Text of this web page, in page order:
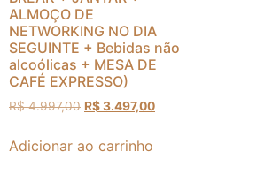
ALMOÇO DE
NETWORKING NO DIA
SEGUINTE + Bebidas não
alcoólicas + MESA DE
CAFÉ EXPRESSO)
R$4.997,00 R$3.497,00
Adicionar ao carrinho